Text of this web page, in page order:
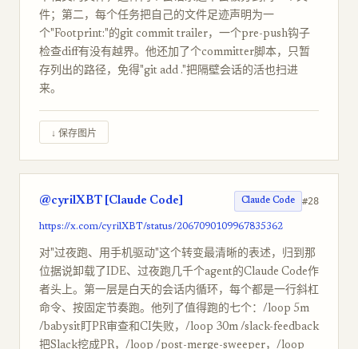
件；第二，每个任务把自己的文件足迹声明为一
个"Footprint:"的git commit trailer，一个pre-push钩子
检查diff有没有越界。他还加了个committer脚本，只暂
存列出的路径，免得"git add ."把隔壁会话的活也扫进
来。
↓ 保存图片
@cyrilXBT [Claude Code] Claude Code #28
https://x.com/cyrilXBT/status/2067090109967835362
对"过夜跑、用手机驱动"这个转变最清晰的表述，归到那
位据说卸载了IDE、过夜跑几千个agent的Claude Code作
者头上。第一层是白天的会话内循环，每个都是一行斜杠
命令、按固定节奏跑。他列了值得跑的七个：/loop 5m
/babysit盯PR审查和CI失败，/loop 30m /slack-feedback
把Slack挖成PR，/loop /post-merge-sweeper，/loop